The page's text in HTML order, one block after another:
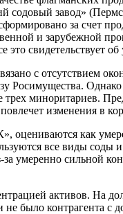
содовый завод»
за счет
и зарубежной
свидетельствует
с отсутствием
Росимущества.
миноритариев.
изменения в
оцениваются как
все виды
умеренно сильной
активов. На
было контрагента с